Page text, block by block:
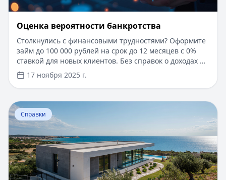
Оценка вероятности банкротства
Столкнулись с финансовыми трудностями? Оформите
займ до 100 000 рублей на срок до 12 месяцев с 0%
ставкой для новых клиентов. Без справок о доходах и
документов — решение за 5 минут. Получите деньги
быстро и прозрачно через проверенные сервисы.
17 ноября 2025 г.
Перейти к статье:
Справки